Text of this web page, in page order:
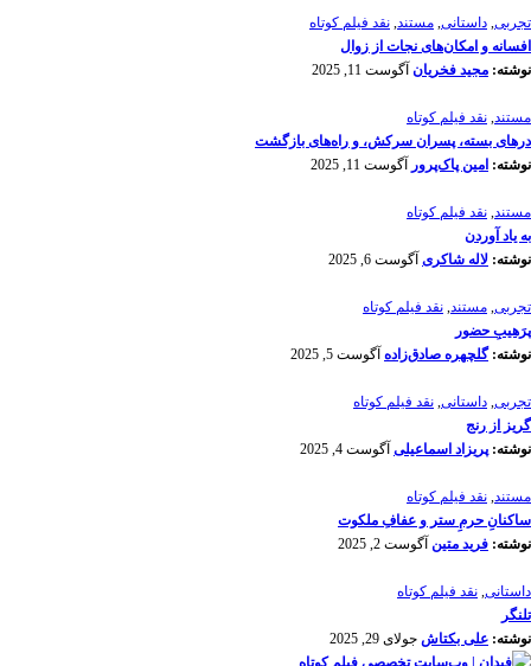
تجربی داستانی مستند نقد فیلم کوتاه
افسانه‌ و امکان‌های نجات از زوال
نوشته: مجید فخریان آگوست 11, 2025
مستند نقد فیلم کوتاه
درهای بسته، پسران سرکش، و راه‌های بازگشت
نوشته: امین پاک‌پرور آگوست 11, 2025
مستند نقد فیلم کوتاه
به یاد آوردن
نوشته: لاله شاکری آگوست 6, 2025
تجربی مستند نقد فیلم کوتاه
پرَهیب‌ِ حضور
نوشته:گلچهره صادق‌زاده آگوست 5, 2025
تجربی داستانی نقد فیلم کوتاه
گریز از رنج
نوشته: پریزاد اسماعیلی آگوست 4, 2025
مستند نقد فیلم کوتاه
ساکنانِ حرمِ ستر و عفافِ ملکوت
نوشته: فرید متین آگوست 2, 2025
داستانی نقد فیلم کوتاه
تلنگر
نوشته: علی بکتاش جولای 29, 2025